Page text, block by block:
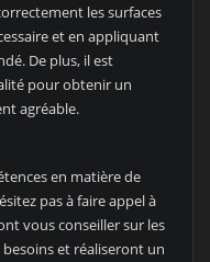
les surfaces
et en appliquant
De plus, il est
pour obtenir un
agréable.
en matière de
pas à faire appel à
vous conseiller sur les
et réaliseront un